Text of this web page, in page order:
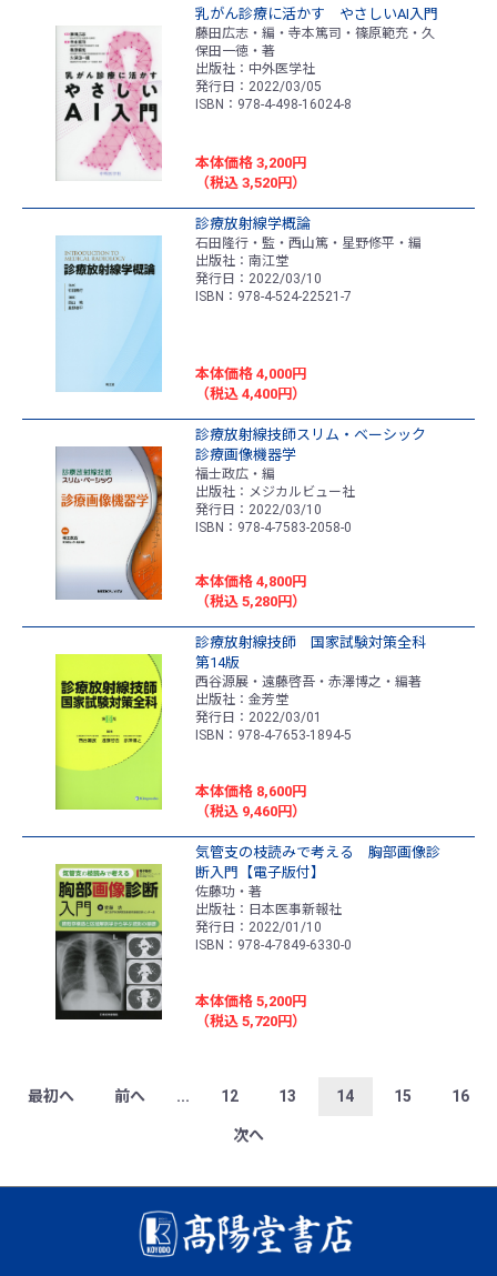
乳がん診療に活かす やさしいAI入門
藤田広志・編・寺本篤司・篠原範充・久
保田一徳・著
出版社：中外医学社
発行日：2022/03/05
ISBN：978-4-498-16024-8
本体価格 3,200円
（税込 3,520円）
診療放射線学概論
石田隆行・監・西山篤・星野修平・編
出版社：南江堂
発行日：2022/03/10
ISBN：978-4-524-22521-7
本体価格 4,000円
（税込 4,400円）
診療放射線技師スリム・ベーシック
診療画像機器学
福士政広・編
出版社：メジカルビュー社
発行日：2022/03/10
ISBN：978-4-7583-2058-0
本体価格 4,800円
（税込 5,280円）
診療放射線技師 国家試験対策全科
第14版
西谷源展・遠藤啓吾・赤澤博之・編著
出版社：金芳堂
発行日：2022/03/01
ISBN：978-4-7653-1894-5
本体価格 8,600円
（税込 9,460円）
気管支の枝読みで考える 胸部画像診
断入門【電子版付】
佐藤功・著
出版社：日本医事新報社
発行日：2022/01/10
ISBN：978-4-7849-6330-0
本体価格 5,200円
（税込 5,720円）
最初へ 前へ ... 12 13 14 15 16
次へ